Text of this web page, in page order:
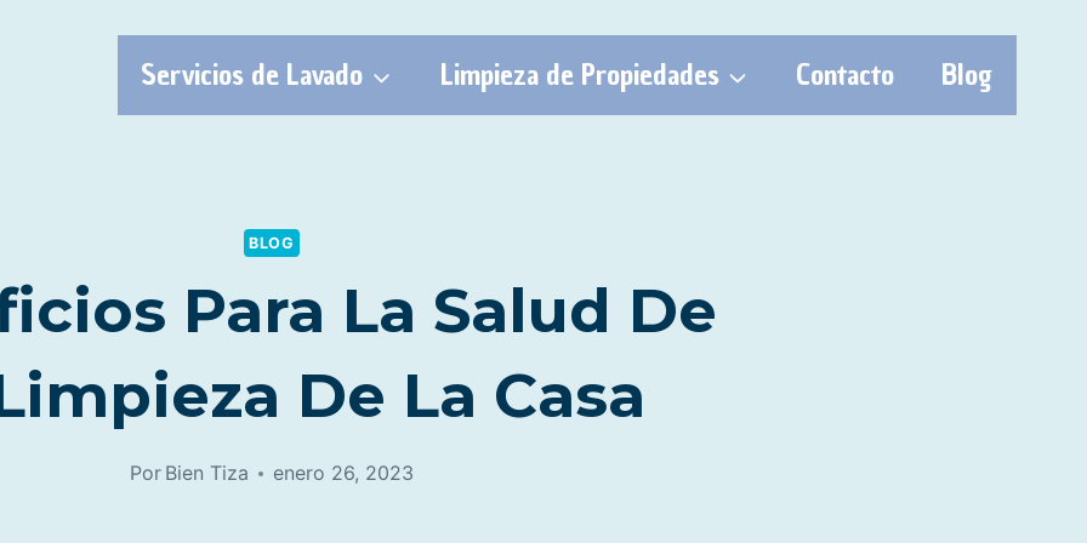
Servicios de Lavado Limpieza de Propiedades Contacto Blog
BLOG
Para La Salud De
De La Casa
Por Bien Tiza enero 26, 2023